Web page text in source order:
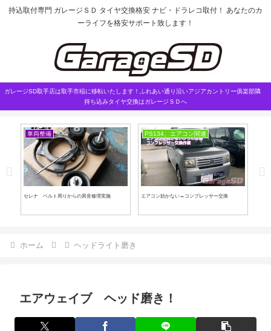
持込取付専門 ガレージＳＤ タイヤ交換格安 ナビ・ドラレコ取付！ あなたのカ
ーライフを格安サポート致します！
ガレージSD取手店は取手市稲に移転いたします！ふれあい通り沿いアジアカントリー俱楽部隣
持ち込みタイヤ交換はガレージＳＤへ
車両整備
セレナ ベルト周りからの異音修理実施
PS134、エアコン関連
エアコン効かない→コンプレッサー交換
ホーム ヘッドライト磨き
エアウェイブ ヘッド磨き！